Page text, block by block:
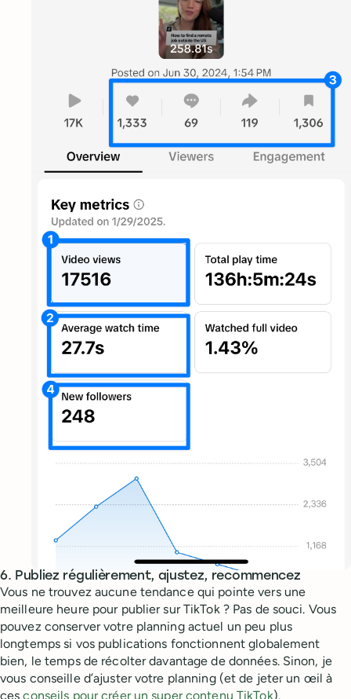
6. Publiez régulièrement, ajustez, recommencez
Vous ne trouvez aucune tendance qui pointe vers une
meilleure heure pour publier sur TikTok ? Pas de souci. Vous
pouvez conserver votre planning actuel un peu plus
longtemps si vos publications fonctionnent globalement
bien, le temps de récolter davantage de données. Sinon, je
vous conseille d’ajuster votre planning (et de jeter un œil à
cesconseils pour créer un super contenu TikTok).